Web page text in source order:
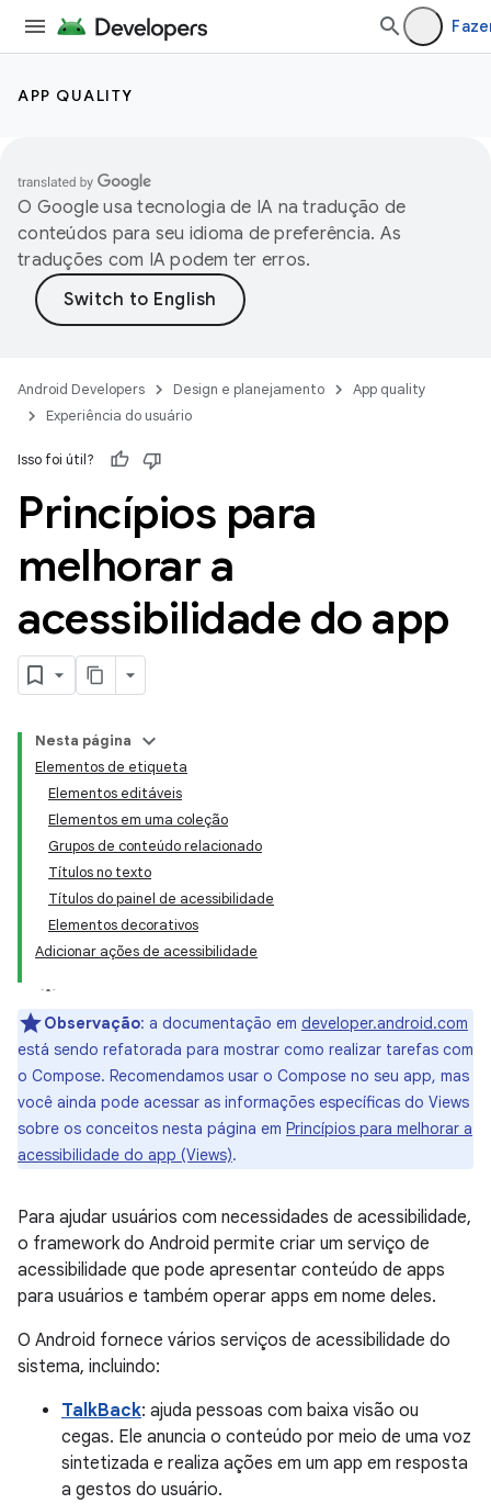
APP QUALITY
O Google usa tecnologia de IA na tradução de
conteúdos para seu idioma de preferência. As
traduções com IA podem ter erros.
Android Developers Design e planejamento
App quality
Experiência do usuário
Isso foi útil?
Princípios para
melhorar a
acessibilidade do app
Nesta página
Elementos de etiqueta
Elementos editáveis
Elementos em uma coleção
Grupos de conteúdo relacionado
Títulos no texto
Títulos do painel de acessibilidade
Elementos decorativos
Adicionar ações de acessibilidade
Observação: a documentação em developer.android.com
está sendo refatorada para mostrar como realizar tarefas com
o Compose. Recomendamos usar o Compose no seu app, mas
você ainda pode acessar as informações específicas do Views
sobre os conceitos nesta página em Princípios para melhorar a
acessibilidade do app (Views).
Para ajudar usuários com necessidades de acessibilidade,
o framework do Android permite criar um serviço de
acessibilidade que pode apresentar conteúdo de apps
para usuários e também operar apps em nome deles.
O Android fornece vários serviços de acessibilidade do
sistema, incluindo:
TalkBack: ajuda pessoas com baixa visão ou
cegas. Ele anuncia o conteúdo por meio de uma voz
sintetizada e realiza ações em um app em resposta
a gestos do usuário.